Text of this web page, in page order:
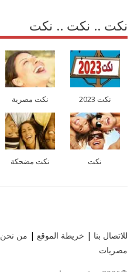
نكت .. نكت .. نكت
نكت 2023 نكت مصرية
نكت نكت مضحكة
للاتصال بنا | خريطة الموقع | من نحن
مصريات